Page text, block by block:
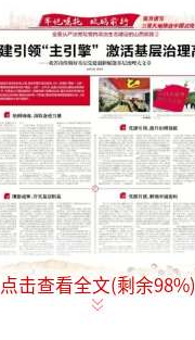
点击查看全文(剩余98%)